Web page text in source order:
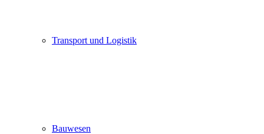
Transport und Logistik
Bauwesen